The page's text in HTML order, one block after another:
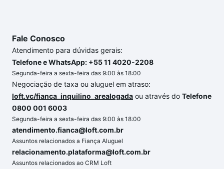
Fale Conosco
Atendimento para dúvidas gerais:
Telefone e WhatsApp: +55 11 4020-2208
Segunda-feira a sexta-feira das 9:00 às 18:00
Negociação de taxa ou aluguel em atraso:
loft.vc/fianca_inquilino_arealogada ou através do Telefone
0800 001 6003
Segunda-feira a sexta-feira das 9:00 às 18:00
atendimento.fianca@loft.com.br
Assuntos relacionados a Fiança Aluguel
relacionamento.plataforma@loft.com.br
Assuntos relacionados ao CRM Loft